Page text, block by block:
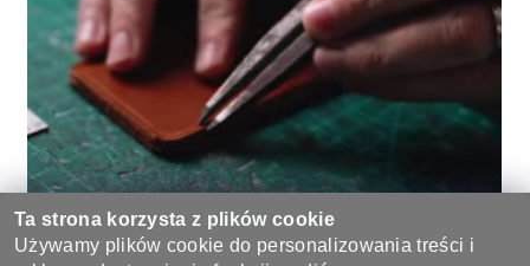
Ta strona korzysta z plików cookie
Używamy plików cookie do personalizowania treści i